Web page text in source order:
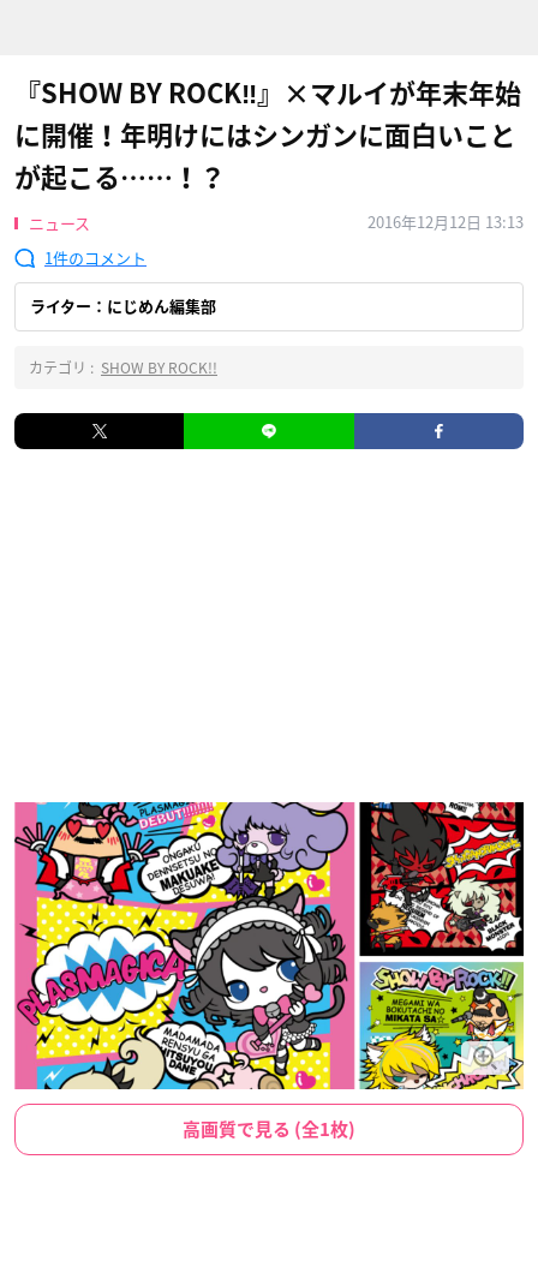
『SHOW BY ROCK‼︎』×マルイが年末年始
に開催！年明けにはシンガンに面白いこと
が起こる……！？
ニュース
2016年12月12日 13:13
1
ライター：にじめん編集部
カテゴリ : SHOW BY ROCK!!
高画質で見る (全1枚)